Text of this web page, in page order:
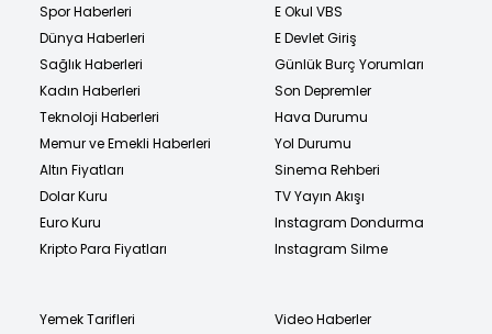
Spor Haberleri
Dünya Haberleri
Sağlık Haberleri
Kadın Haberleri
Teknoloji Haberleri
Memur ve Emekli Haberleri
Altın Fiyatları
Dolar Kuru
Euro Kuru
Kripto Para Fiyatları
E Okul VBS
E Devlet Giriş
Günlük Burç Yorumları
Son Depremler
Hava Durumu
Yol Durumu
Sinema Rehberi
TV Yayın Akışı
Instagram Dondurma
Instagram Silme
Yemek Tarifleri
Video Haberler